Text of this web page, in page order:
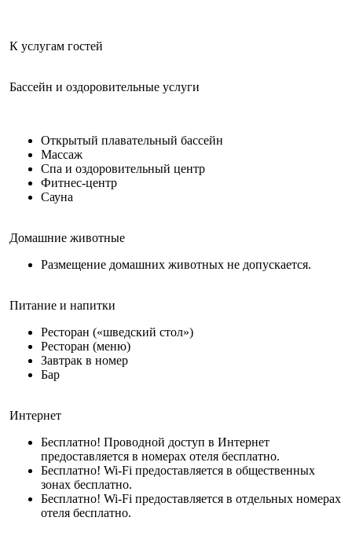
К услугам гостей
Бассейн и оздоровительные услуги
Открытый плавательный бассейн
Массаж
Спа и оздоровительный центр
Фитнес-центр
Сауна
Домашние животные
Размещение домашних животных не допускается.
Питание и напитки
Ресторан («шведский стол»)
Ресторан (меню)
Завтрак в номер
Бар
Интернет
Бесплатно! Проводной доступ в Интернет
предоставляется в номерах отеля бесплатно.
Бесплатно! Wi-Fi предоставляется в общественных
зонах бесплатно.
Бесплатно! Wi-Fi предоставляется в отдельных номерах
отеля бесплатно.